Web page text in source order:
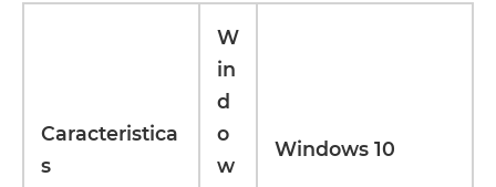
Caracteristica
s
W
in
d
o
w
Windows 10